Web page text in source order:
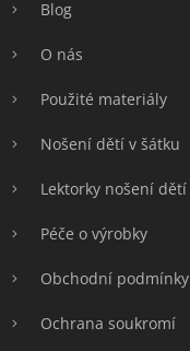
Blog
O nás
Použité materiály
Nošení dětí v šátku
Lektorky nošení dětí
Péče o výrobky
Obchodní podmínky
Ochrana soukromí